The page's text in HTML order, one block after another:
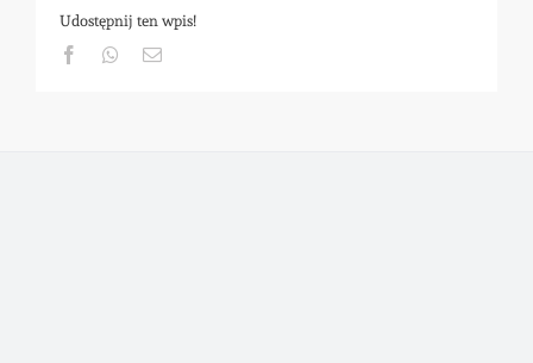
Udostępnij ten wpis!
FacebookWhatsapp
Email